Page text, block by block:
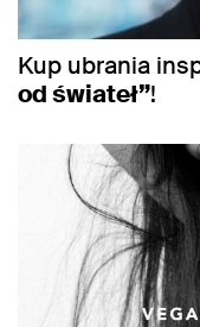
Kup ubrania
od świateł”!